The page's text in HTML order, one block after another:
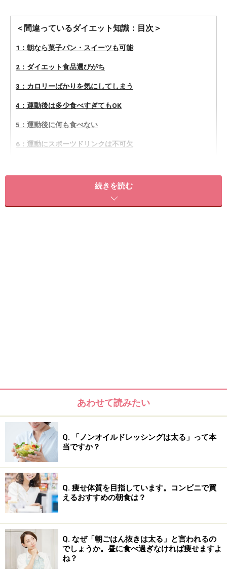
＜間違っているダイエット知識：目次＞
1：朝なら菓子パン・スイーツも可能
2：ダイエット食品選びがち
3：カロリーばかりを気にしてしまう
4：運動後は多少食べすぎてもOK
5：運動後に何も食べない
6：運動にスポーツドリンクは不可欠
8：カロリーはできるだけ減らすべき
9：水分のとりすぎはむくむ・水太りする
はBIG NO NOです。
朝食は1日の食事の中で1番重要と言えるほどウェイトロ
スには大きな関わりがあります。朝食を食べることで代
謝にスイッチが入り、その後の1日を代謝の高い状態で
過ごすことが出来ますが、なんでも食べればいいという
わけではありません。
スイーツやマフィンなどは少しの量で高カロリーのもの
が多い割に満足感（満腹感）が少なく、その後のカロリ
ーの取り過ぎにも繋がり、すぐにお腹が空いてしまいが
ち。エネルギーを燃やしやすいカラダにするためには、
続きを読む
あわせて読みたい
Q. 「ノンオイルドレッシングは太る」って本
当ですか？
Q. 痩せ体質を目指しています。コンビニで買
えるおすすめの朝食は？
Q. なぜ「朝ごはん抜きは太る」と言われるの
でしょうか。昼に食べ過ぎなければ痩せますよ
ね？